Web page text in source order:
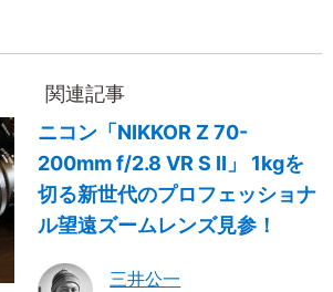
関連記事
ニコン「NIKKOR Z 70-
200mm f/2.8 VR S II」 1kgを
切る新世代のプロフェッショナ
ル望遠ズームレンズ見参！
三井公一